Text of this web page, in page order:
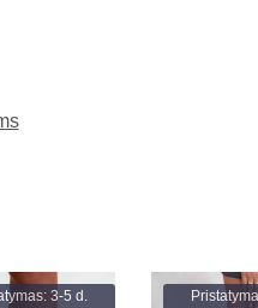
3-5 d.